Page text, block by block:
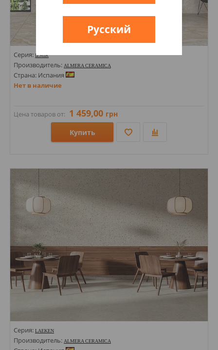
Серия: IZMIR
Производитель: ALMERA CERAMICA
Страна: Испания
Нет в наличие
Цена товаров от: 1 459,00 грн
Купить
Стили: Под камень;
Цвета:
Серия: LAEKEN
Производитель: ALMERA CERAMICA
Русский